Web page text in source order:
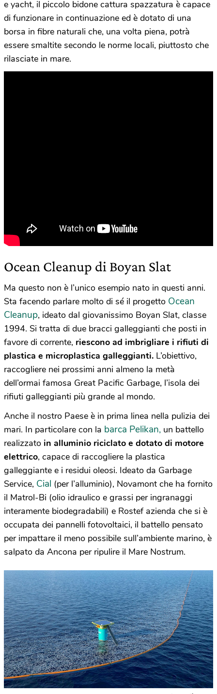
e yacht, il piccolo bidone cattura spazzatura è capace
di funzionare in continuazione ed è dotato di una
borsa in fibre naturali che, una volta piena, potrà
essere smaltite secondo le norme locali, piuttosto che
rilasciate in mare.
Ocean Cleanup di Boyan Slat
Ma questo non è l’unico esempio nato in questi anni.
Sta facendo parlare molto di sé il progetto Ocean
Cleanup, ideato dal giovanissimo Boyan Slat, classe
1994. Si tratta di due bracci galleggianti che posti in
favore di corrente, riescono ad imbrigliare i rifiuti di
plastica e microplastica galleggianti. L’obiettivo,
raccogliere nei prossimi anni almeno la metà
dell’ormai famosa Great Pacific Garbage, l’isola dei
rifiuti galleggianti più grande al mondo.
Anche il nostro Paese è in prima linea nella pulizia dei
mari. In particolare con la barca Pelikan, un battello
realizzato in alluminio riciclato e dotato di motore
elettrico, capace di raccogliere la plastica
galleggiante e i residui oleosi. Ideato da Garbage
Service, Cial (per l’alluminio), Novamont che ha fornito
il Matrol-Bi (olio idraulico e grassi per ingranaggi
interamente biodegradabili) e Rostef azienda che si è
occupata dei pannelli fotovoltaici, il battello pensato
per impattare il meno possibile sull’ambiente marino, è
salpato da Ancona per ripulire il Mare Nostrum.